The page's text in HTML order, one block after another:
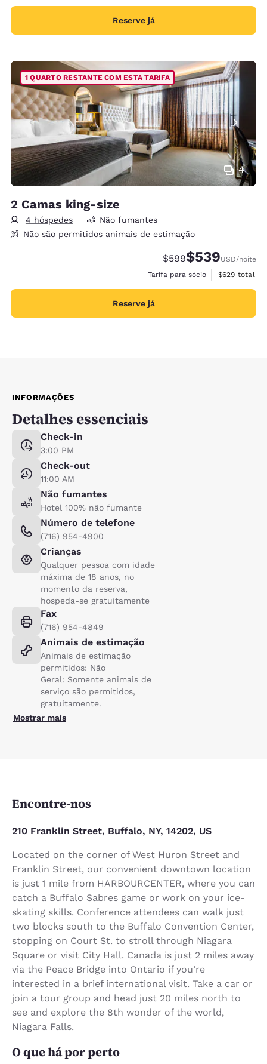
Reserve já
4
1 QUARTO RESTANTE COM ESTA TARIFA
2 Camas king-size
4 hóspedes
Não fumantes
Não são permitidos animais de estimação
Tarifa anterior
$599Tarifa com
$539USD/noite
Tarifa para sócio
Exibir
$629 total
Reserve já
INFORMAÇÕES
Detalhes essenciais
Check-in
3:00 PM
Check-out
11:00 AM
Não fumantes
Hotel 100% não fumante
Número de telefone
(716) 954-4900
Crianças
Qualquer pessoa com idade
máxima de 18 anos, no
momento da reserva,
hospeda-se gratuitamente
Fax
(716) 954-4849
Animais de estimação
Animais de estimação
permitidos: Não
Geral: Somente animais de
serviço são permitidos,
gratuitamente.
Mostrar mais
Encontre-nos
210 Franklin Street, Buffalo, NY, 14202, US
Located on the corner of West Huron Street and
Franklin Street, our convenient downtown location
is just 1 mile from HARBOURCENTER, where you can
catch a Buffalo Sabres game or work on your ice-
skating skills. Conference attendees can walk just
two blocks south to the Buffalo Convention Center,
stopping on Court St. to stroll through Niagara
Square or visit City Hall. Canada is just 2 miles away
via the Peace Bridge into Ontario if you’re
interested in a brief international visit. Take a car or
join a tour group and head just 20 miles north to
see and explore the 8th wonder of the world,
Niagara Falls.
O que há por perto